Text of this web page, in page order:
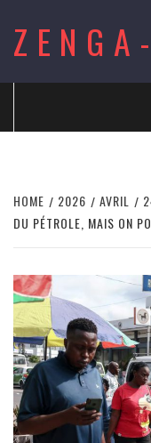
content
HOME 2026 AVRIL
DU PÉTROLE, MAIS ON